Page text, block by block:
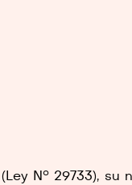
N° 29733), su